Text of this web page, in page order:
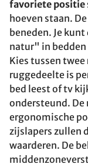
favoriete positie
hoeven staan.
beneden. Je
natur" in
Kies tussen
ruggedeelte is
bed leest of tv
ondersteund.
ergonomische
zijslapers zullen
waarderen. De